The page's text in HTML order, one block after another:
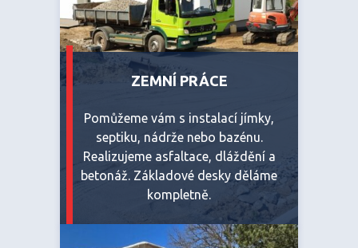
ZEMNÍ PRÁCE
Pomůžeme vám s instalací jímky,
septiku, nádrže nebo bazénu.
Realizujeme asfaltace, dláždění a
betonáž. Základové desky děláme
kompletně.